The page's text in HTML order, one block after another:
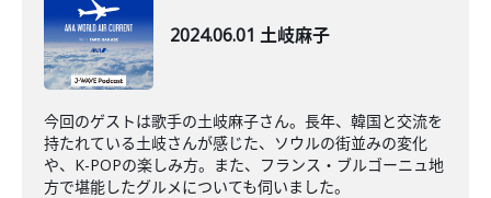
2024.06.01 土岐麻子
今回のゲストは歌手の土岐麻子さん。長年、韓国と交流を
持たれている土岐さんが感じた、ソウルの街並みの変化
や、K-POPの楽しみ方。また、フランス・ブルゴーニュ地
方で堪能したグルメについても伺いました。